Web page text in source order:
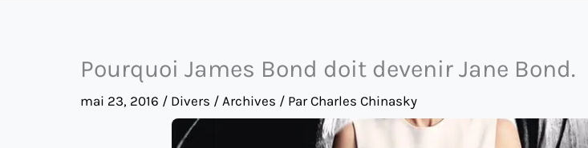
Pourquoi James Bond doit devenir Jane Bond.
mai 23, 2016 / Divers / Archives / ParCharles Chinasky